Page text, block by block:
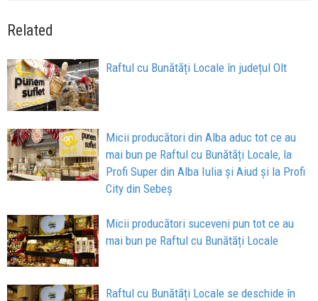
Related
Raftul cu Bunătăți Locale în județul Olt
Micii producători din Alba aduc tot ce au
mai bun pe Raftul cu Bunătăți Locale, la
Profi Super din Alba Iulia și Aiud și la Profi
City din Sebeș
Micii producători suceveni pun tot ce au
mai bun pe Raftul cu Bunătăți Locale
Raftul cu Bunătăți Locale se deschide în